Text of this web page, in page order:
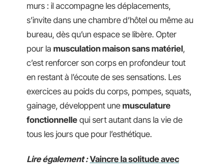
murs : il accompagne les déplacements,
s’invite dans une chambre d’hôtel ou même au
bureau, dès qu’un espace se libère. Opter
pour la musculation maison sans matériel,
c’est renforcer son corps en profondeur tout
en restant à l’écoute de ses sensations. Les
exercices au poids du corps, pompes, squats,
gainage, développent une musculature
fonctionnelle qui sert autant dans la vie de
tous les jours que pour l’esthétique.
Lire également : Vaincre la solitude avec